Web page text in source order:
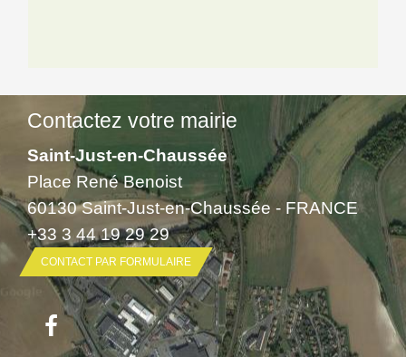
Contactez votre mairie
Saint-Just-en-Chaussée
Place René Benoist
60130 Saint-Just-en-Chaussée - FRANCE
+33 3 44 19 29 29
CONTACT PAR FORMULAIRE